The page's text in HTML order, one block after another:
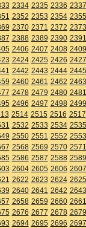
2334 2335 2336 2337
2352 2353 2354 2355
2370 2371 2372 2373
2388 2389 2390 2391
2406 2407 2408 2409
2424 2425 2426 2427
2442 2443 2444 2445
2460 2461 2462 2463
2478 2479 2480 2481
2496 2497 2498 2499
2514 2515 2516 2517
2532 2533 2534 2535
2550 2551 2552 2553
2568 2569 2570 2571
2586 2587 2588 2589
2604 2605 2606 2607
2622 2623 2624 2625
2640 2641 2642 2643
2658 2659 2660 2661
2676 2677 2678 2679
2694 2695 2696 2697